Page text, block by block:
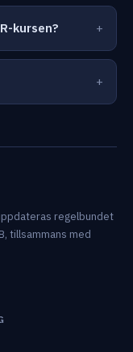
kursen?
regelbundet
tillsammans med